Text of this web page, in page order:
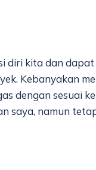
diri kita dan
Kebanyakan
dengan sesuai
saya, namun